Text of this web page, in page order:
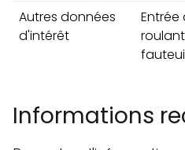
Autres données
d'intérêt
Informations